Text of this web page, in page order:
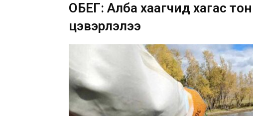
ОБЕГ: Алба хаагчид хагас
цэвэрлэлээ